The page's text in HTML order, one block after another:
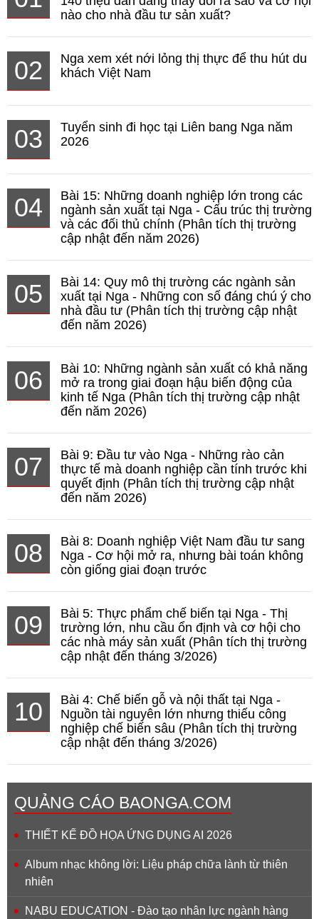
nào cho nhà đầu tư sản xuất?
02
Nga xem xét nới lỏng thị thực để thu hút du
khách Việt Nam
03
Tuyển sinh đi học tại Liên bang Nga năm
2026
04
Bài 15: Những doanh nghiệp lớn trong các
ngành sản xuất tại Nga - Cấu trúc thị trường
và các đối thủ chính (Phân tích thị trường
cập nhật đến năm 2026)
05
Bài 14: Quy mô thị trường các ngành sản
xuất tại Nga - Những con số đáng chú ý cho
nhà đầu tư (Phân tích thị trường cập nhật
đến năm 2026)
06
Bài 10: Những ngành sản xuất có khả năng
mở ra trong giai đoạn hậu biến động của
kinh tế Nga (Phân tích thị trường cập nhật
đến năm 2026)
07
Bài 9: Đầu tư vào Nga - Những rào cản
thực tế mà doanh nghiệp cần tính trước khi
quyết định (Phân tích thị trường cập nhật
đến năm 2026)
08
Bài 8: Doanh nghiệp Việt Nam đầu tư sang
Nga - Cơ hội mở ra, nhưng bài toán không
còn giống giai đoạn trước
09
Bài 5: Thực phẩm chế biến tại Nga - Thị
trường lớn, nhu cầu ổn định và cơ hội cho
các nhà máy sản xuất (Phân tích thị trường
cập nhật đến tháng 3/2026)
10
Bài 4: Chế biến gỗ và nội thất tại Nga -
Nguồn tài nguyên lớn nhưng thiếu công
nghiệp chế biến sâu (Phân tích thị trường
cập nhật đến tháng 3/2026)
QUẢNG CÁO BAONGA.COM
THIẾT KẾ ĐỒ HỌA ỨNG DỤNG AI 2026
Album nhạc không lời: Liệu pháp chữa lành từ thiên
nhiên
NABU EDUCATION - Đào tạo nhân lực ngành hàng